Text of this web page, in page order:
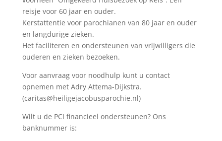
reisje voor 60 jaar en ouder.
Kerstattentie voor parochianen van 80 jaar en ouder
en langdurige zieken.
Het faciliteren en ondersteunen van vrijwilligers die
ouderen en zieken bezoeken.
Voor aanvraag voor noodhulp kunt u contact
opnemen met Adry Attema-Dijkstra.
(caritas@heiligejacobusparochie.nl)
Wilt u de PCI financieel ondersteunen? Ons
banknummer is: